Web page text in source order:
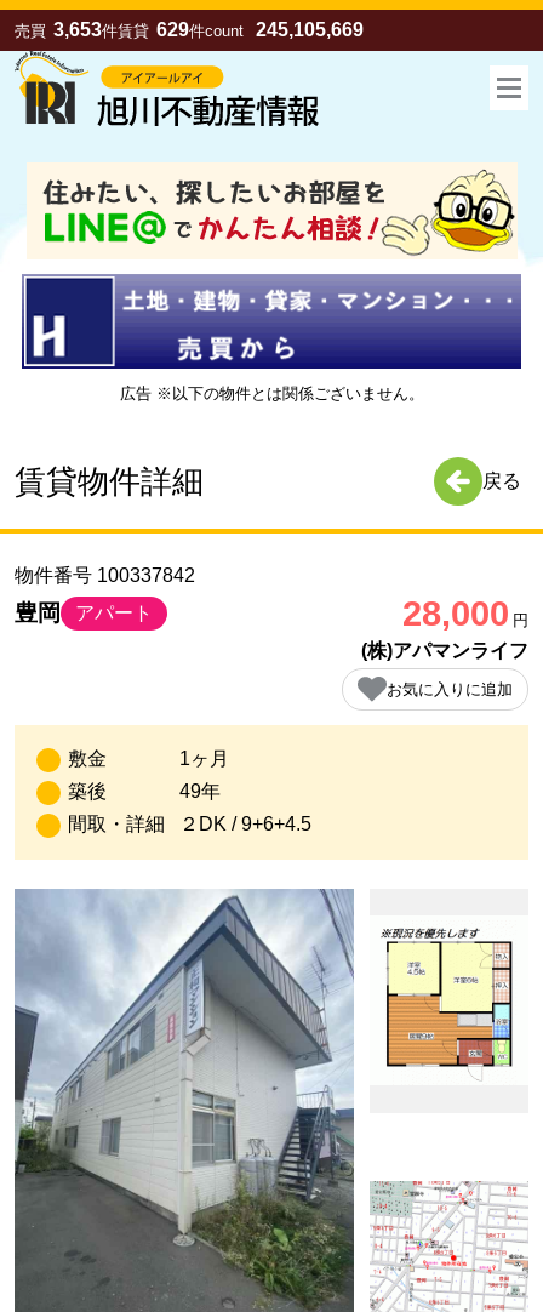
売買 3,653件賃貸 629件count 245,105,669
広告 ※以下の物件とは関係ございません。
賃貸物件詳細 戻る
物件番号 100337842
豊岡 アパート 28,000 円
(株)アパマンライフ
お気に入りに追加
敷金
1ヶ月
築後
49年
間取・詳細
２DK / 9+6+4.5